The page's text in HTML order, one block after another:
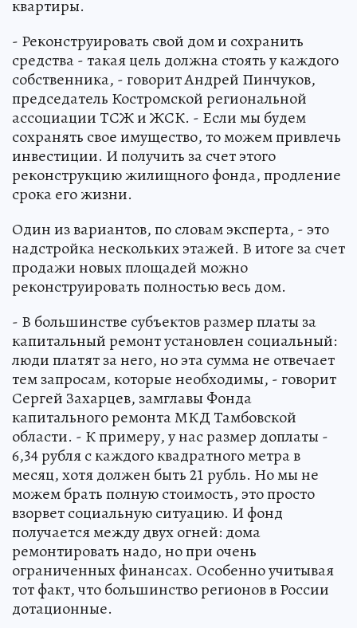
квартиры.
- Реконструировать свой дом и сохранить
средства - такая цель должна стоять у каждого
собственника, - говорит Андрей Пинчуков,
председатель Костромской региональной
ассоциации ТСЖ и ЖСК. - Если мы будем
сохранять свое имущество, то можем привлечь
инвестиции. И получить за счет этого
реконструкцию жилищного фонда, продление
срока его жизни.
Один из вариантов, по словам эксперта, - это
надстройка нескольких этажей. В итоге за счет
продажи новых площадей можно
реконструировать полностью весь дом.
- В большинстве субъектов размер платы за
капитальный ремонт установлен социальный:
люди платят за него, но эта сумма не отвечает
тем запросам, которые необходимы, - говорит
Сергей Захарцев, замглавы Фонда
капитального ремонта МКД Тамбовской
области. - К примеру, у нас размер доплаты -
6,34 рубля с каждого квадратного метра в
месяц, хотя должен быть 21 рубль. Но мы не
можем брать полную стоимость, это просто
взорвет социальную ситуацию. И фонд
получается между двух огней: дома
ремонтировать надо, но при очень
ограниченных финансах. Особенно учитывая
тот факт, что большинство регионов в России
дотационные.